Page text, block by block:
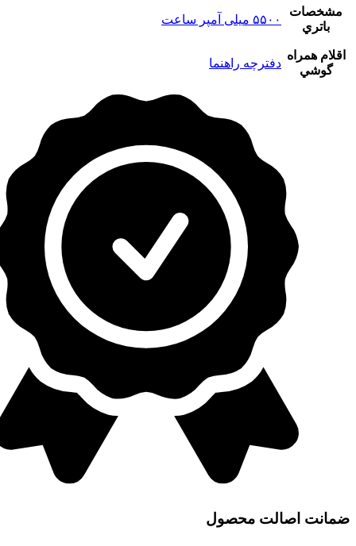
مشخصات
باتري
۵۵۰۰ میلی آمپر ساعت
اقلام همراه
گوشي
دفترچه‌ راهنما
ضمانت اصالت محصول